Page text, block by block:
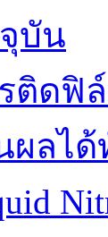
บัน
ติดฟิ
ผลไ